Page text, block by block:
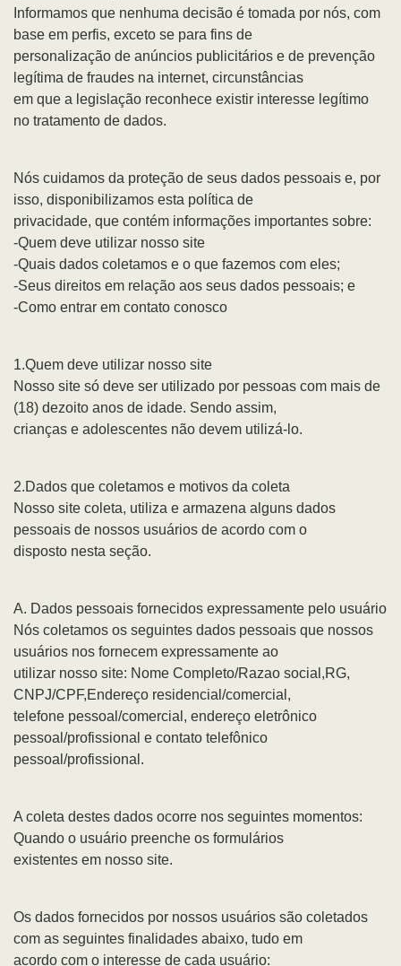
Informamos que nenhuma decisão é tomada por nós, com
base em perfis, exceto se para fins de
personalização de anúncios publicitários e de prevenção
legítima de fraudes na internet, circunstâncias
em que a legislação reconhece existir interesse legítimo
no tratamento de dados.
Nós cuidamos da proteção de seus dados pessoais e, por
isso, disponibilizamos esta política de
privacidade, que contém informações importantes sobre:
-Quem deve utilizar nosso site
-Quais dados coletamos e o que fazemos com eles;
-Seus direitos em relação aos seus dados pessoais; e
-Como entrar em contato conosco
1.Quem deve utilizar nosso site
Nosso site só deve ser utilizado por pessoas com mais de
(18) dezoito anos de idade. Sendo assim,
crianças e adolescentes não devem utilizá-lo.
2.Dados que coletamos e motivos da coleta
Nosso site coleta, utiliza e armazena alguns dados
pessoais de nossos usuários de acordo com o
disposto nesta seção.
A. Dados pessoais fornecidos expressamente pelo usuário
Nós coletamos os seguintes dados pessoais que nossos
usuários nos fornecem expressamente ao
utilizar nosso site: Nome Completo/Razao social,RG,
CNPJ/CPF,Endereço residencial/comercial,
telefone pessoal/comercial, endereço eletrônico
pessoal/profissional e contato telefônico
pessoal/profissional.
A coleta destes dados ocorre nos seguintes momentos:
Quando o usuário preenche os formulários
existentes em nosso site.
Os dados fornecidos por nossos usuários são coletados
com as seguintes finalidades abaixo, tudo em
acordo com o interesse de cada usuário: